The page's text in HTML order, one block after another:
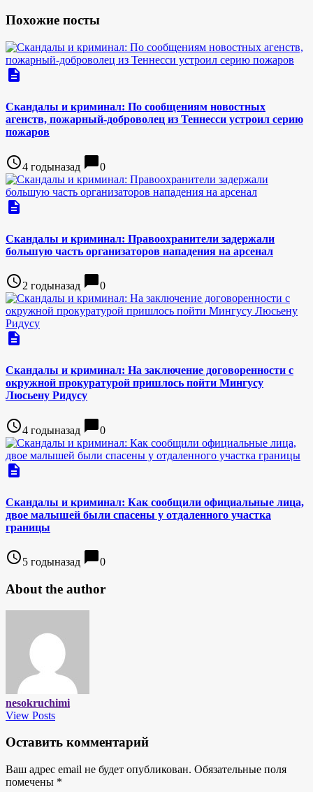
Похожие посты
description
Скандалы и криминал: По сообщениям новостных
агенств, пожарный-доброволец из Теннесси устроил серию
пожаров
access_time4 годыназад chat_bubble0
description
Скандалы и криминал: Правоохранители задержали
большую часть организаторов нападения на арсенал
access_time2 годыназад chat_bubble0
description
Скандалы и криминал: На заключение договоренности с
окружной прокуратурой пришлось пойти Мингусу
Люсьену Ридусу
access_time4 годыназад chat_bubble0
description
Скандалы и криминал: Как сообщили официальные лица,
двое малышей были спасены у отдаленного участка
границы
access_time5 годыназад chat_bubble0
About the author
nesokruchimi
View Posts
Оставить комментарий
Ваш адрес email не будет опубликован. Обязательные поля
помечены *